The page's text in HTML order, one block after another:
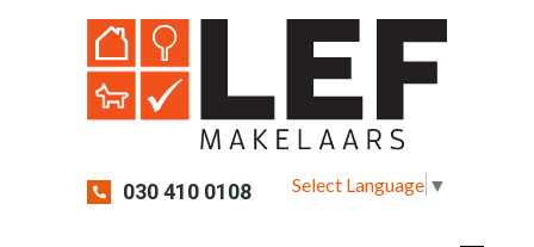
030 410 0108 Select Language ▼